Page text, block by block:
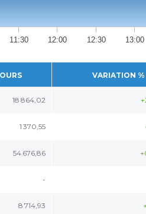
11:30 12:00 12:30 13:00
VARIATION %
18 864,02
1 370,55
54 676,86
-
8 714,93